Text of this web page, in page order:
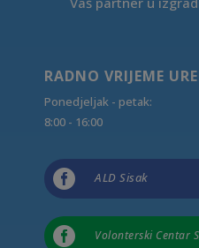
RADNO VRIJEME
Ponedjeljak - petak:
8:00 - 16:00
 ALD Sisak
 Volonterski Centar